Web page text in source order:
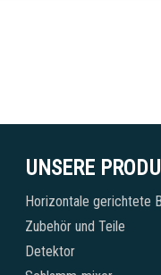
UNSERE
Horizontale gerichtete
Zubehör und Teile
Detektor